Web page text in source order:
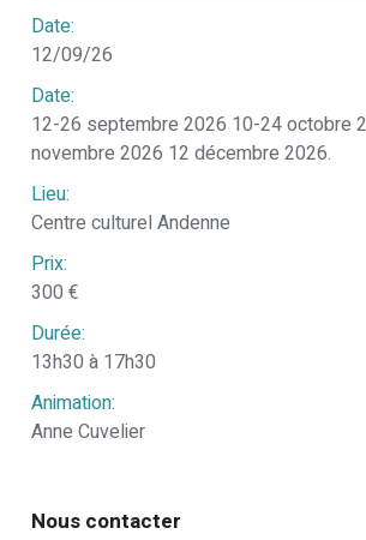
Date:
12/09/26
Date:
12-26 septembre 2026 10-24 octobre
novembre 2026 12 décembre 2026.
Lieu:
Centre culturel Andenne
Prix:
300 €
Durée:
13h30 à 17h30
Animation:
Anne Cuvelier
Nous contacter